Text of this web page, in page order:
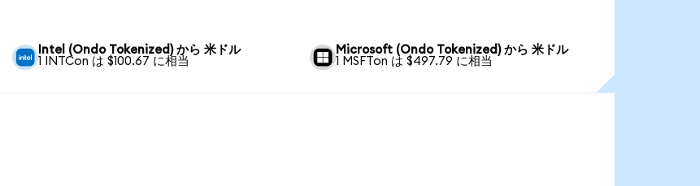
Intel (Ondo Tokenized) から 米ドル
1 INTCon は $100.67 に相当
Microsoft (Ondo Tokenized) から 米ドル
1 MSFTon は $497.79 に相当